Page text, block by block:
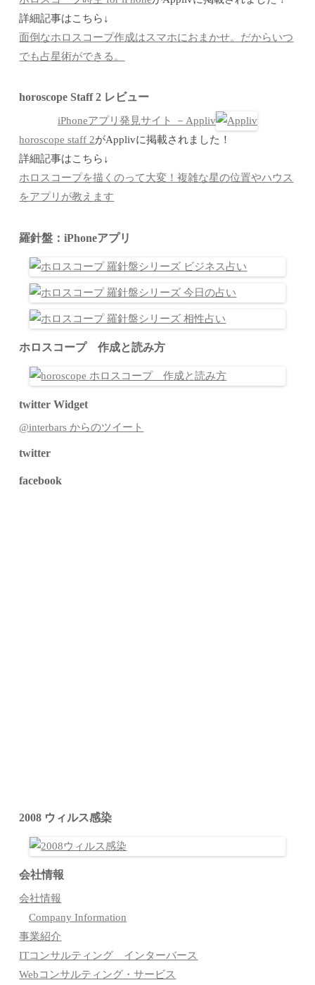
詳細記事はこちら↓
面倒なホロスコープ作成はスマホにおまかせ。だからいつ
でも占星術ができる。
horoscope Staff 2 レビュー
iPhoneアプリ発見サイト －Appliv
horoscope staff 2がApplivに掲載されました！
詳細記事はこちら↓
ホロスコープを描くのって大変！複雑な星の位置やハウス
をアプリが教えます
羅針盤：iPhoneアプリ
ホロスコープ 作成と読み方
twitter Widget
@interbars からのツイート
twitter
facebook
2008 ウィルス感染
会社情報
会社情報
Company Information
事業紹介
ITコンサルティング インターバース
Webコンサルティング・サービス